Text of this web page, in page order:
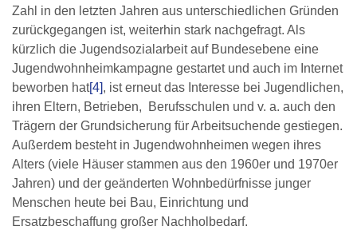
Zahl in den letzten Jahren aus unterschiedlichen Gründen
zurückgegangen ist, weiterhin stark nachgefragt. Als
kürzlich die Jugendsozialarbeit auf Bundesebene eine
Jugendwohnheimkampagne gestartet und auch im Internet
beworben hat[4], ist erneut das Interesse bei Jugendlichen,
ihren Eltern, Betrieben, Berufsschulen und v. a. auch den
Trägern der Grundsicherung für Arbeitsuchende gestiegen.
Außerdem besteht in Jugendwohnheimen wegen ihres
Alters (viele Häuser stammen aus den 1960er und 1970er
Jahren) und der geänderten Wohnbedürfnisse junger
Menschen heute bei Bau, Einrichtung und
Ersatzbeschaffung großer Nachholbedarf.